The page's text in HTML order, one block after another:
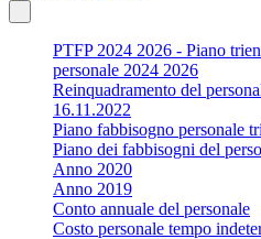
PTFP 2024 2026 - Piano
personale 2024 2026
Reinquadramento del
16.11.2022
Piano fabbisogno personale
Piano dei fabbisogni del
Anno 2020
Anno 2019
Conto annuale del personale
Costo personale tempo